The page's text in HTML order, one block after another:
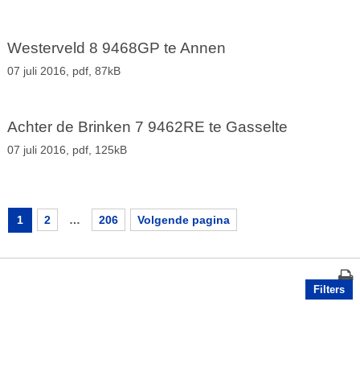
Westerveld 8 9468GP te Annen
07 juli 2016, pdf, 87kB
Achter de Brinken 7 9462RE te Gasselte
07 juli 2016, pdf, 125kB
1 2 … 206 Volgende pagina
Filters